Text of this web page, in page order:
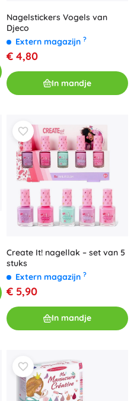
Nagelstickers Vogels van
Djeco
Extern magazijn ?
€ 4,80
In mandje
Create It! nagellak – set van 5
stuks
Extern magazijn ?
€ 5,90
In mandje